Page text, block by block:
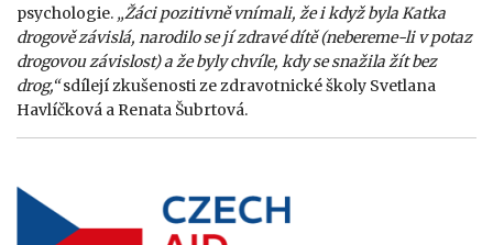
psychologie. „Žáci pozitivně vnímali, že i když byla Katka
drogově závislá, narodilo se jí zdravé dítě (nebereme-li v potaz
drogovou závislost) a že byly chvíle, kdy se snažila žít bez
drog,“sdílejí zkušenosti ze zdravotnické školy Svetlana
Havlíčková a Renata Šubrtová.